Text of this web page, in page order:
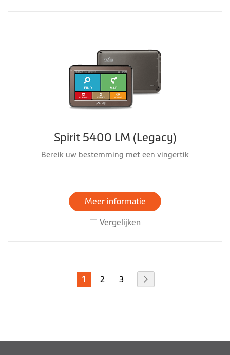
Spirit 5400 LM (Legacy)
Bereik uw bestemming met een vingertik
Meer informatie
Vergelijken
Pagina
U
lees
1 Pagina
2 Pagina
3